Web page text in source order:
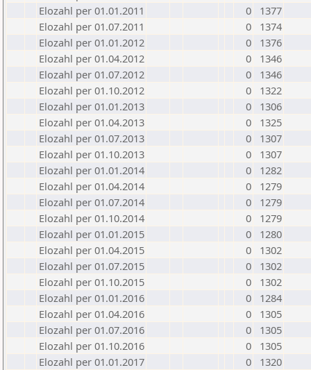
Elozahl per 01.01.2011
0
1377
Elozahl per 01.07.2011
0
1374
Elozahl per 01.01.2012
0
1376
Elozahl per 01.04.2012
0
1346
Elozahl per 01.07.2012
0
1346
Elozahl per 01.10.2012
0
1322
Elozahl per 01.01.2013
0
1306
Elozahl per 01.04.2013
0
1325
Elozahl per 01.07.2013
0
1307
Elozahl per 01.10.2013
0
1307
Elozahl per 01.01.2014
0
1282
Elozahl per 01.04.2014
0
1279
Elozahl per 01.07.2014
0
1279
Elozahl per 01.10.2014
0
1279
Elozahl per 01.01.2015
0
1280
Elozahl per 01.04.2015
0
1302
Elozahl per 01.07.2015
0
1302
Elozahl per 01.10.2015
0
1302
Elozahl per 01.01.2016
0
1284
Elozahl per 01.04.2016
0
1305
Elozahl per 01.07.2016
0
1305
Elozahl per 01.10.2016
0
1305
Elozahl per 01.01.2017
0
1320